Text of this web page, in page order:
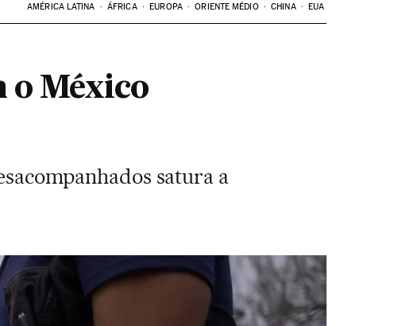
AMÉRICA LATINA ÁFRICA EUROPA ORIENTE MÉDIO CHINA EUA
México
satura a